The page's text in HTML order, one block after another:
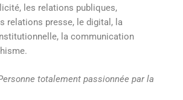
les relations publiques,
relations presse, le digital, la
la communication
totalement passionnée par la